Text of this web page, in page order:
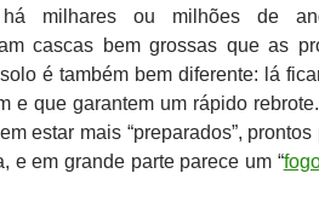
há milhares ou milhões de
cascas bem grossas que as
é também bem diferente: lá
e que garantem um rápido
estar mais “preparados”,
e em grande parte parece um “